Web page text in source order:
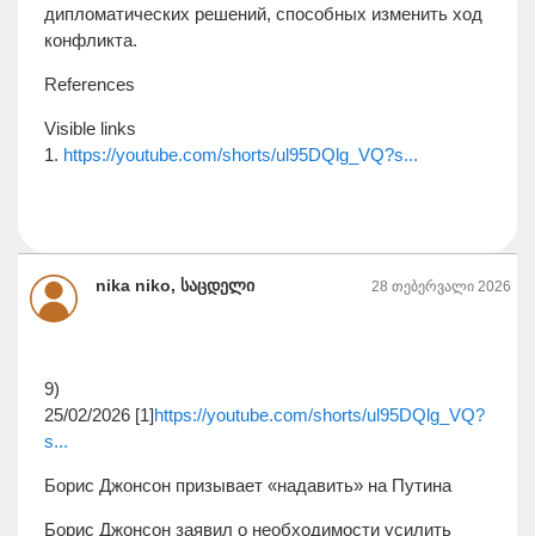
дипломатических решений, способных изменить ход
конфликта.
References
Visible links
1. https://youtube.com/shorts/ul95DQlg_VQ?s...
nika niko, საცდელი 28 თებერვალი 2026
9)
25/02/2026 [1]https://youtube.com/shorts/ul95DQlg_VQ?
s...
Борис Джонсон призывает «надавить» на Путина
Борис Джонсон заявил о необходимости усилить